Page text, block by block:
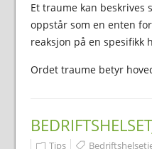
Et traume kan beskrives
oppstår som en enten
reaksjon på en spesifikk
Ordet traume betyr
Tips